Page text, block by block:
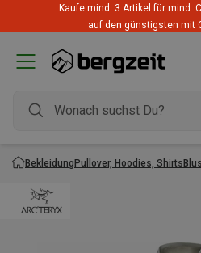
Kaufe mind. 3 Artikel für mind.
auf den günstigsten mit
BekleidungPullover, Hoodies, Shirts